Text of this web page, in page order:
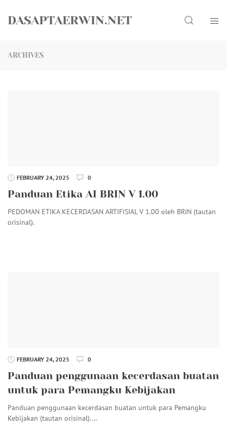
DASAPTAERWIN.NET Search
ARCHIVES
FEBRUARY 24, 2025 0
Panduan Etika AI BRIN V 1.00
PEDOMAN ETIKA KECERDASAN ARTIFISIAL V 1.00 oleh BRIN (tautan
orisinal).
FEBRUARY 24, 2025 0
Panduan penggunaan kecerdasan buatan
untuk para Pemangku Kebijakan
Panduan penggunaan kecerdasan buatan untuk para Pemangku
Kebijakan (tautan orisinal).…